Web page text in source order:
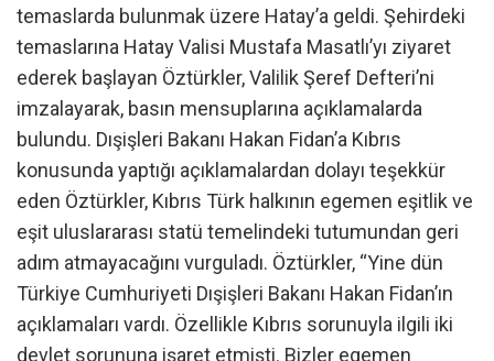
temaslarda bulunmak üzere Hatay’a geldi. Şehirdeki
temaslarına Hatay Valisi Mustafa Masatlı’yı ziyaret
ederek başlayan Öztürkler, Valilik Şeref Defteri’ni
imzalayarak, basın mensuplarına açıklamalarda
bulundu. Dışişleri Bakanı Hakan Fidan’a Kıbrıs
konusunda yaptığı açıklamalardan dolayı teşekkür
eden Öztürkler, Kıbrıs Türk halkının egemen eşitlik ve
eşit uluslararası statü temelindeki tutumundan geri
adım atmayacağını vurguladı. Öztürkler, “Yine dün
Türkiye Cumhuriyeti Dışişleri Bakanı Hakan Fidan’ın
açıklamaları vardı. Özellikle Kıbrıs sorunuyla ilgili iki
devlet sorununa işaret etmişti. Bizler egemen